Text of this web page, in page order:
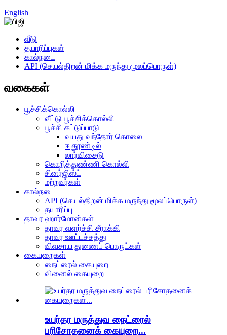
English
வீடு
தயாரிப்புகள்
கால்நடை
API (செயல்திறன் மிக்க மருந்து மூலப்பொருள்)
வகைகள்
பூச்சிக்கொல்லி
வீட்டு பூச்சிக்கொல்லி
பூச்சி கட்டுப்பாடு
வயது வந்தோர் கொலை
ஈ தூண்டில்
லார்விசைடு
கொறித்துண்ணி கொல்லி
சினர்ஜிஸ்ட்
மற்றவர்கள்
கால்நடை
API (செயல்திறன் மிக்க மருந்து மூலப்பொருள்)
தயாரிப்பு
தாவர ஹார்மோன்கள்
தாவர வளர்ச்சி சீராக்கி
தாவர ஊட்டச்சத்து
விவசாய துணைப் பொருட்கள்
கையுறைகள்
நைட்ரைல் கையுறை
வினைல் கையுறை
உயர்தர மருத்துவ நைட்ரைல்
பரிசோதனைக் கையுறை...